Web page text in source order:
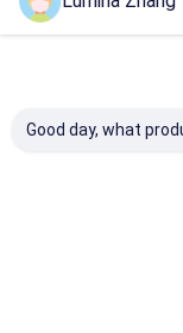
Good day, what